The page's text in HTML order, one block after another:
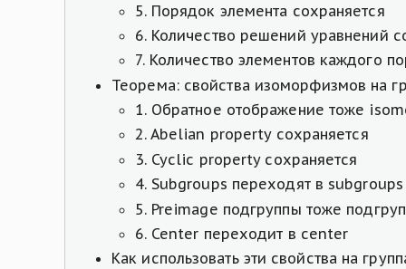
5. Порядок элемента сохраняется
6. Количество решений уравнений
7. Количество элементов каждого
Теорема: свойства изоморфизмов на
1. Обратное отображение тоже
2. Abelian property сохраняется
3. Cyclic property сохраняется
4. Subgroups переходят в subgroups
5. Preimage подгруппы тоже
6. Center переходит в center
Как использовать эти свойства на